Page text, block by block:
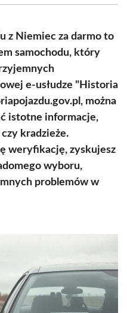
z Niemiec za darmo to
samochodu, który
e-usłudze "Historia
można
istotne informacje,
kradzieże.
weryfikację, zyskujesz
wyboru,
problemów w